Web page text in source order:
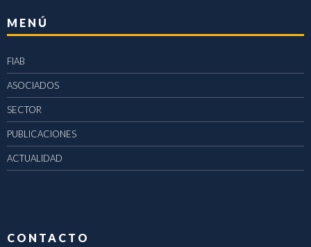
MENÚ
FIAB
ASOCIADOS
SECTOR
PUBLICACIONES
ACTUALIDAD
CONTACTO